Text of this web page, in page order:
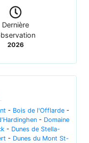
Dernière
2026
- Bois de l'Offlarde -
- Domaine
- Dunes de Stella-
- Dunes du Mont St-